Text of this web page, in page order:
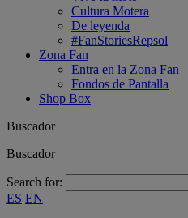
Cultura Motera
De leyenda
#FanStoriesRepsol
Zona Fan
Entra en la Zona Fan
Fondos de Pantalla
Shop Box
Buscador
Buscador
Search for:
ES EN